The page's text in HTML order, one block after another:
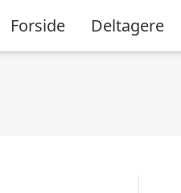
Forside Deltagere